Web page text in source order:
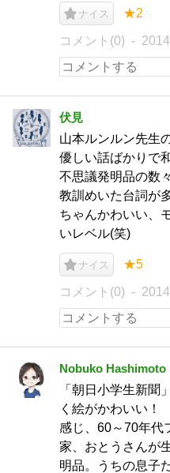
ナイス ★2
コメント(0)
伏見
山本ルンルン先生
優しい話ばかりで
不思議発明品の数
教訓めいた台詞が
ちゃんかわいい、
いレベル(笑)
ナイス ★5
コメント(0)
Nobuko Hashimoto
「朝日小学生新聞
く絵がかわいい
感じ、60～70年代
家、おとうさんが
明品。うちの息子